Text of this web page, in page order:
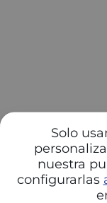
Solo
nuestra
configurarlas